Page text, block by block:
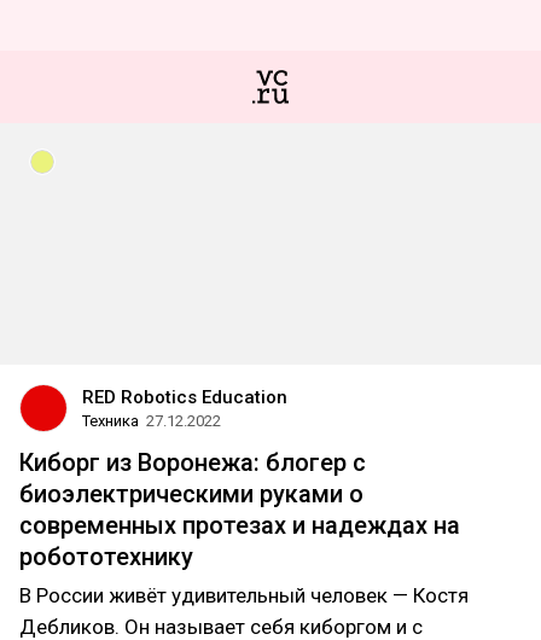
RED Robotics Education
Техника 27.12.2022
Киборг из Воронежа: блогер с
биоэлектрическими руками о
современных протезах и надеждах на
робототехнику
В России живёт удивительный человек — Костя
Дебликов. Он называет себя киборгом и с